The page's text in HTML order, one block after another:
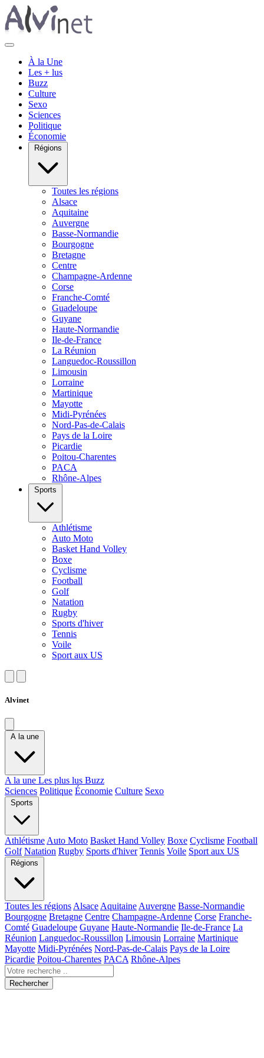
À la Une
Les + lus
Buzz
Culture
Sexo
Sciences
Politique
Économie
Régions
Toutes les régions
Alsace
Aquitaine
Auvergne
Basse-Normandie
Bourgogne
Bretagne
Centre
Champagne-Ardenne
Corse
Franche-Comté
Guadeloupe
Guyane
Haute-Normandie
Ile-de-France
La Réunion
Languedoc-Roussillon
Limousin
Lorraine
Martinique
Mayotte
Midi-Pyrénées
Nord-Pas-de-Calais
Pays de la Loire
Picardie
Poitou-Charentes
PACA
Rhône-Alpes
Sports
Athlétisme
Auto Moto
Basket Hand Volley
Boxe
Cyclisme
Football
Golf
Natation
Rugby
Sports d'hiver
Tennis
Voile
Sport aux US
Alvinet
A la une
A la une Les plus lus Buzz
Sciences Politique Économie Culture Sexo
Sports
Athlétisme Auto Moto Basket Hand Volley Boxe Cyclisme Football
Golf Natation Rugby Sports d'hiver Tennis Voile Sport aux US
Régions
Toutes les régions Alsace Aquitaine Auvergne Basse-Normandie
Bourgogne Bretagne Centre Champagne-Ardenne Corse Franche-
Comté Guadeloupe Guyane Haute-Normandie Ile-de-France La
Réunion Languedoc-Roussillon Limousin Lorraine Martinique
Mayotte Midi-Pyrénées Nord-Pas-de-Calais Pays de la Loire
Picardie Poitou-Charentes PACA Rhône-Alpes
Rechercher